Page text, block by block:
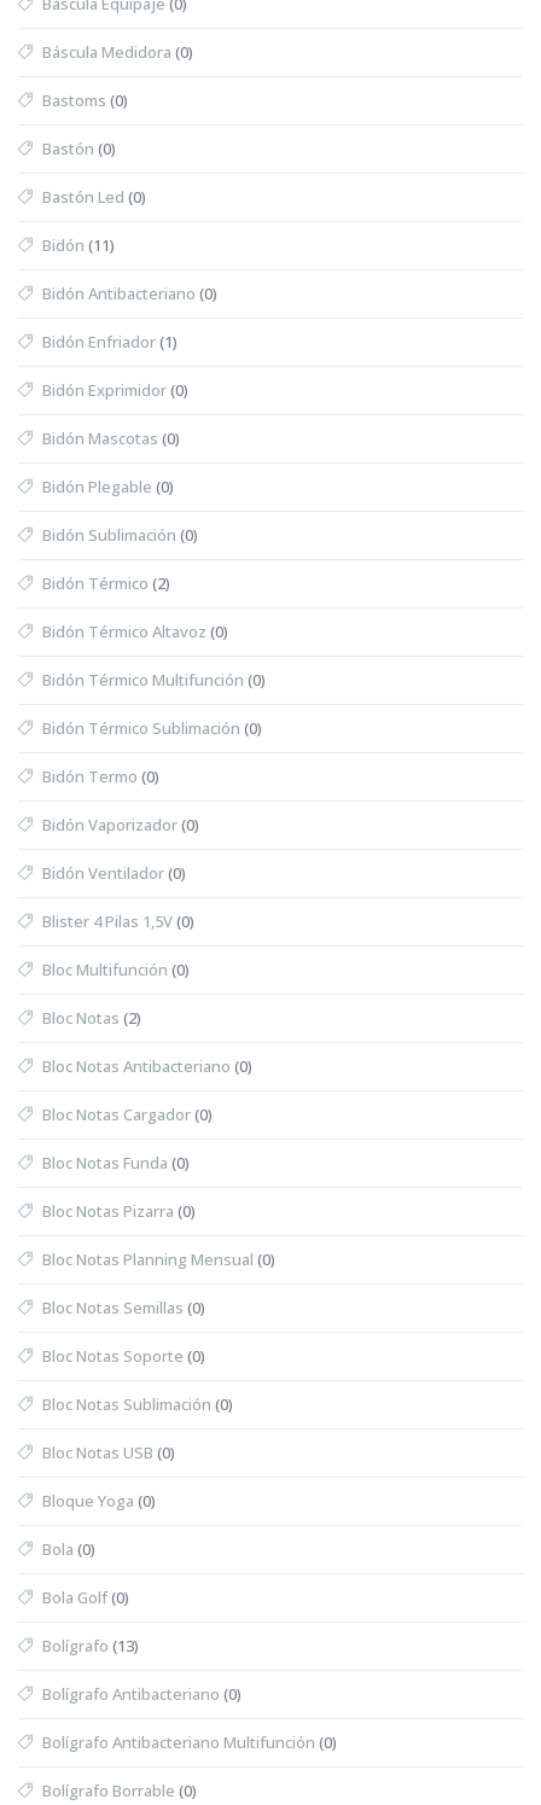
Báscula Medidora (0)
Bastoms (0)
Bastón (0)
Bastón Led (0)
Bidón (11)
Bidón Antibacteriano (0)
Bidón Enfriador(1)
Bidón Exprimidor(0)
Bidón Mascotas (0)
Bidón Plegable (0)
Bidón Sublimación (0)
Bidón Térmico (2)
Bidón Térmico Altavoz (0)
Bidón Térmico Multifunción (0)
Bidón Térmico Sublimación (0)
Bidón Termo (0)
Bidón Vaporizador(0)
Bidón Ventilador(0)
Blister 4 Pilas 1,5V(0)
Bloc Multifunción (0)
Bloc Notas (2)
Bloc Notas Antibacteriano (0)
Bloc Notas Cargador(0)
Bloc Notas Funda (0)
Bloc Notas Pizarra (0)
Bloc Notas Planning Mensual (0)
Bloc Notas Semillas (0)
Bloc Notas Soporte (0)
Bloc Notas Sublimación (0)
Bloc Notas USB (0)
Bloque Yoga (0)
Bola (0)
Bola Golf(0)
Bolígrafo (13)
Bolígrafo Antibacteriano (0)
Bolígrafo Antibacteriano Multifunción (0)
Bolígrafo Borrable (0)